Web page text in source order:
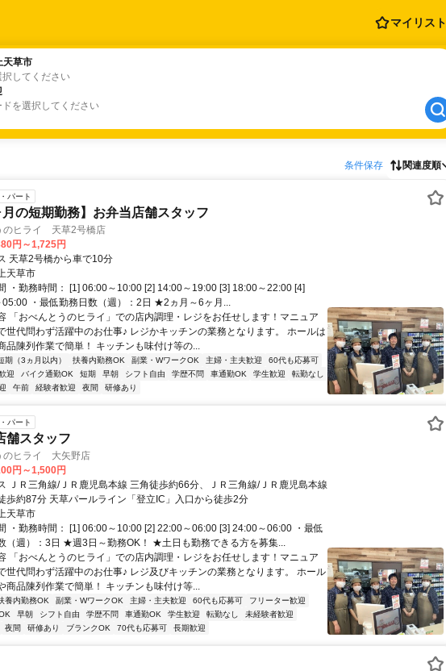
マイリスト
天草市
択してください
ドを選択してください
天草市
条件保存 関連度順
パート
月の短期勤務】お弁当店舗スタッフ
のヒライ 天草2号橋店
円～1,725円
天草2号橋から車で10分
天草市
・勤務時間： [1] 06:00～10:00 [2] 14:00～19:00 [3] 18:00～22:00 [4]
05:00 ・最低勤務日数（週）：2日 ★2ヵ月～6ヶ月...
「おべんとうのヒライ」での店内調理・レジをお任せします！マニュア
世代問わず活躍中のお仕事♪ レジかキッチンの業務となります。 ホールは
品陳列作業で簡単！ キッチンも味付け等の...
期（3ヵ月以内） 扶養内勤務OK 副業・WワークOK 主婦・主夫歓迎
60代も応募可
迎
バイク通勤OK 短期 早朝 シフト自由 学歴不問 車通勤OK 学生歓迎
転勤なし
午前 経験者歓迎 夜間 研修あり
パート
舗スタッフ
のヒライ 大矢野店
円～1,500円
ＪＲ三角線/ＪＲ鹿児島本線 三角徒歩約66分、ＪＲ三角線/ＪＲ鹿児島本線
歩約87分 天草パールライン「登立IC」入口から徒歩2分
天草市
・勤務時間： [1] 06:00～10:00 [2] 22:00～06:00 [3] 24:00～06:00 ・最低
（週）：3日 ★週3日～勤務OK！ ★土日も勤務できる方を募集...
「おべんとうのヒライ」での店内調理・レジをお任せします！マニュア
世代問わず活躍中のお仕事♪ レジ及びキッチンの業務となります。 ホール
商品陳列作業で簡単！ キッチンも味付け等...
養内勤務OK 副業・WワークOK 主婦・主夫歓迎 60代も応募可
フリーター歓迎
早朝 シフト自由 学歴不問 車通勤OK 学生歓迎 転勤なし
未経験者歓迎
夜間 研修あり ブランクOK 70代も応募可 長期歓迎